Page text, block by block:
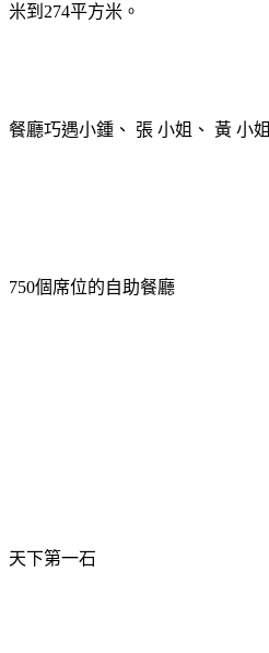
米到 274平方米 。
餐廳巧遇小鍾、 張 小姐、 黃 小姐
750個席位的自助餐廳
天下第一石